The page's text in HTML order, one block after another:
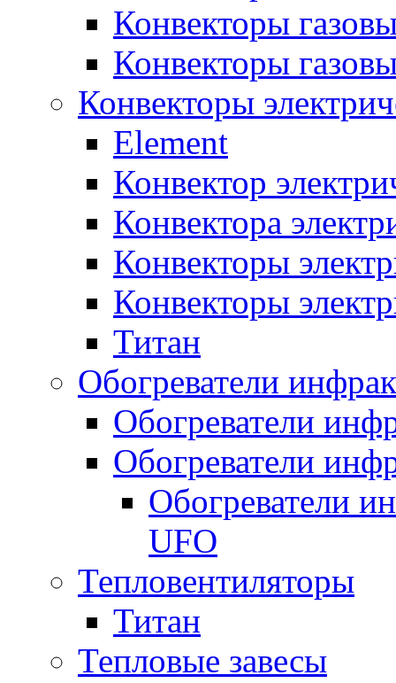
Конвекторы
Конвекторы
Конвекторы
Element
Конвектор
Конвектора
Конвекторы
Конвекторы
Титан
Обогреватели
Обогреватели
Обогреватели
Обогреватели
UFO
Тепловентиляторы
Титан
Тепловые завесы